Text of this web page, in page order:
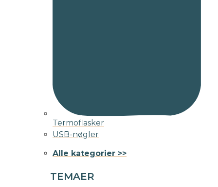
Termoflasker
USB-nøgler
Alle kategorier >>
TEMAER